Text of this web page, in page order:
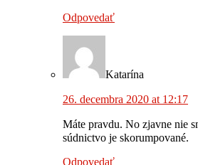
Odpovedať
Katarína
26. decembra 2020 at 12:17
Máte pravdu. No zjavne nie
súdnictvo je skorumpované.
Odpovedať